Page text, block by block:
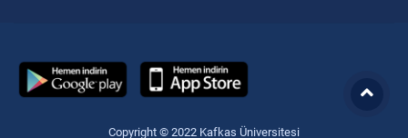
Copyright © 2022 Kafkas Üniversitesi